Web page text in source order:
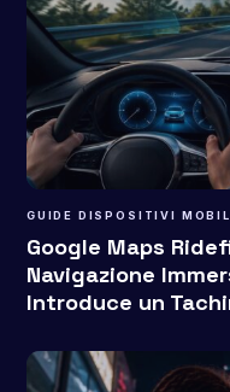
GUIDE DISPOSITIVI
Google Maps
Navigazione
Introduce un